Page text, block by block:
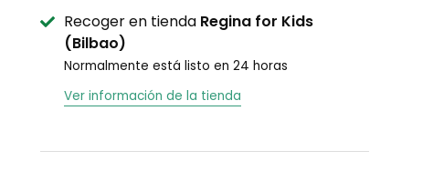
Recoger en tienda Regina for Kids
(Bilbao)
Normalmente está listo en 24 horas
Ver información de la tienda